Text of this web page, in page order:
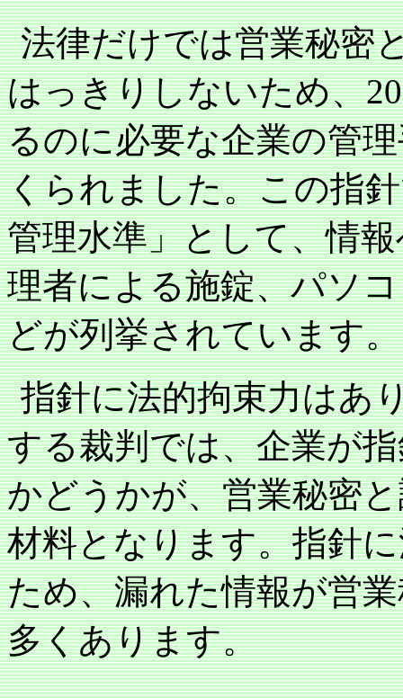
法律だけでは営業秘密
はっきりしないため、
るのに必要な企業の管
くられました。この指
管理水準」として、情
理者による施錠、パソ
どが列挙されています。
指針に法的拘束力はあ
する裁判では、企業が
かどうかが、営業秘密
材料となります。指針
ため、漏れた情報が営
多くあります。